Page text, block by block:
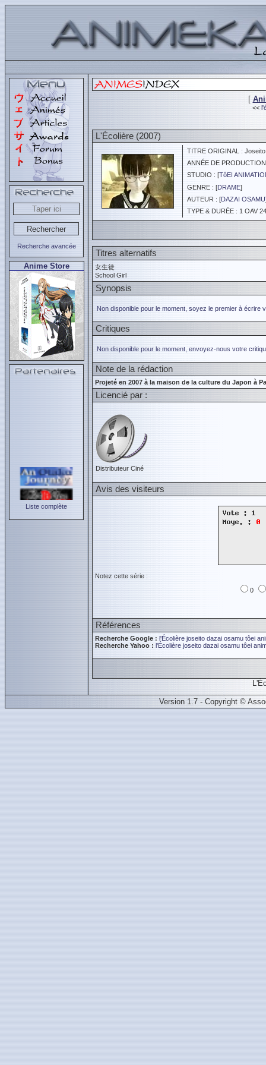
Recherche avancée
Anime Store
Liste complète
[
<<
L'Écolière (2007)
TITRE ORIGINAL : Joseito
ANNÉE DE
STUDIO : [TôEI
GENRE : [DRAME]
AUTEUR : [DAZAI OSAMU
TYPE & DURÉE : 1 OAV
Titres alternatifs
女生徒
School Girl
Synopsis
Non disponible pour le moment, soyez le premier à écrire
Critiques
Non disponible pour le moment, envoyez-nous votre
Note de la rédaction
Projeté en 2007 à la maison de la culture du Japon à
Licencié par :
Distributeur Ciné
Avis des visiteurs
Notez cette série :
0
Références
Recherche Google : l'Écolière joseito dazai osamu tôei
Recherche Yahoo : l'Écolière joseito dazai osamu tôei
Version 1.7 - Copyright ©